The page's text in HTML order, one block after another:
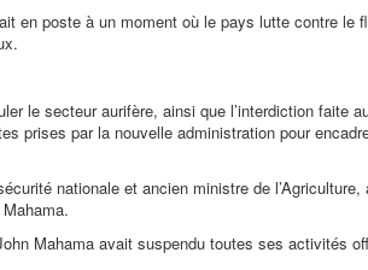
en poste à un moment où le pays lutte contre le
le secteur aurifère, ainsi que l’interdiction faite
prises par la nouvelle administration pour
nationale et ancien ministre de l’Agriculture,
Mahama avait suspendu toutes ses activités